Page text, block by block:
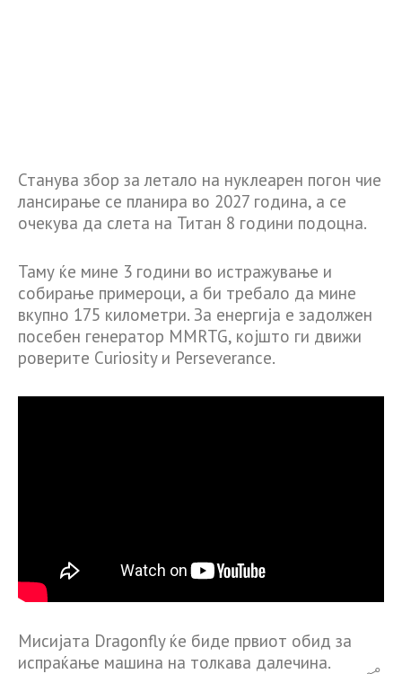
Станува збор за летало на нуклеарен погон чие
лансирање се планира во 2027 година, а се
очекува да слета на Титан 8 години подоцна.
Таму ќе мине 3 години во истражување и
собирање примероци, а би требало да мине
вкупно 175 километри. За енергија е задолжен
посебен генератор MMRTG, којшто ги движи
роверите Curiosity и Perseverance.
Мисијата Dragonfly ќе биде првиот обид за
испраќање машина на толкава далечина.